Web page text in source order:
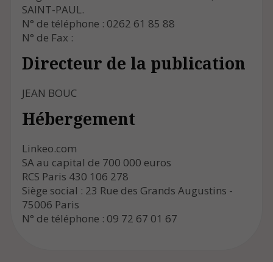
SAINT-PAUL.
N° de téléphone : 0262 61 85 88
N° de Fax :
Directeur de la publication
JEAN BOUC
Hébergement
Linkeo.com
SA au capital de 700 000 euros
RCS Paris 430 106 278
Siège social : 23 Rue des Grands Augustins -
75006 Paris
N° de téléphone : 09 72 67 01 67